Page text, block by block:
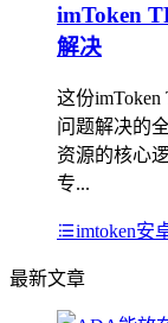
imToken
解决
这份
问题解决的
资源的核心
专...
imtoken安
最新文章